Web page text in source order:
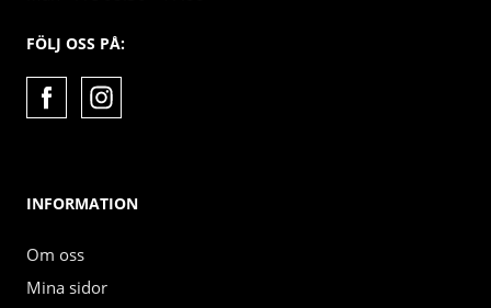
FÖLJ OSS PÅ:
INFORMATION
Om oss
Mina sidor